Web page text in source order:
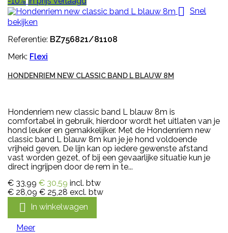

Snel
bekijken
Referentie: BZ756821/81108
Merk: Flexi
HONDENRIEM NEW CLASSIC BAND L BLAUW 8M
Hondenriem new classic band L blauw 8m is
comfortabel in gebruik, hierdoor wordt het uitlaten van je
hond leuker en gemakkelijker. Met de Hondenriem new
classic band L blauw 8m kun je je hond voldoende
vrijheid geven. De lijn kan op iedere gewenste afstand
vast worden gezet, of bij een gevaarlijke situatie kun je
direct ingrijpen door de rem in te...
€ 33,99 € 30,59 incl. btw
€ 28,09 € 25,28 excl. btw
 In winkelwagen
Meer